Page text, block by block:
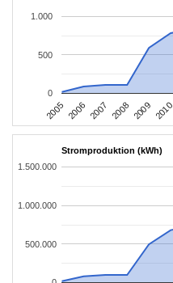
2005 2006 2007 2008 2009 2010
0
500
1.000
Stromproduktion (kWh)
500.000
1.000.000
1.500.000